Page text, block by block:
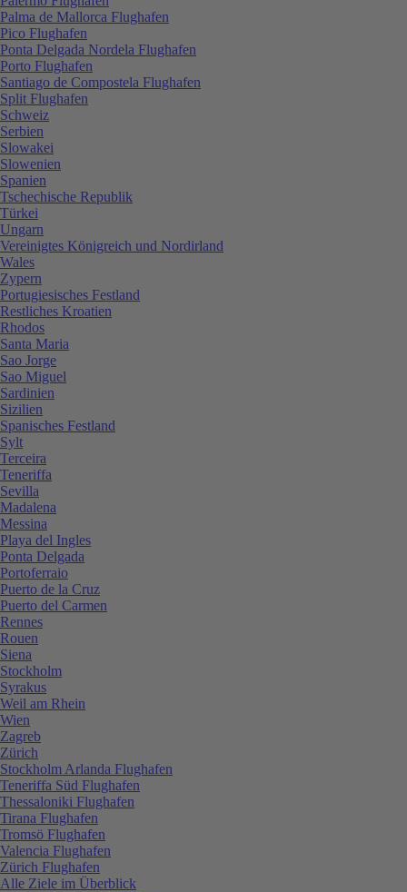
Palma de Mallorca Flughafen
Pico Flughafen
Ponta Delgada Nordela Flughafen
Porto Flughafen
Santiago de Compostela Flughafen
Split Flughafen
Schweiz
Serbien
Slowakei
Slowenien
Spanien
Tschechische Republik
Türkei
Ungarn
Vereinigtes Königreich und Nordirland
Wales
Zypern
Portugiesisches Festland
Restliches Kroatien
Rhodos
Santa Maria
Sao Jorge
Sao Miguel
Sardinien
Sizilien
Spanisches Festland
Sylt
Terceira
Teneriffa
Sevilla
Madalena
Messina
Playa del Ingles
Ponta Delgada
Portoferraio
Puerto de la Cruz
Puerto del Carmen
Rennes
Rouen
Siena
Stockholm
Syrakus
Weil am Rhein
Wien
Zagreb
Zürich
Stockholm Arlanda Flughafen
Teneriffa Süd Flughafen
Thessaloniki Flughafen
Tirana Flughafen
Tromsö Flughafen
Valencia Flughafen
Zürich Flughafen
Alle Ziele im Überblick